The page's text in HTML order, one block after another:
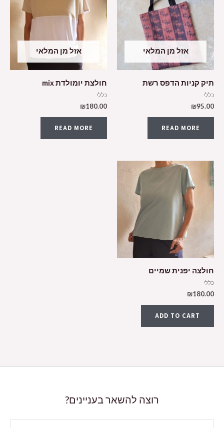
אזל מן המלאי
תיק קניות הדפס רשת
כללי
₪95.00
READ MORE
אזל מן המלאי
חולצת יומולדת mix
כללי
₪180.00
READ MORE
חולצה יפנית שמיים
כללי
₪180.00
ADD TO CART
רוצה להשאר בעניינים?